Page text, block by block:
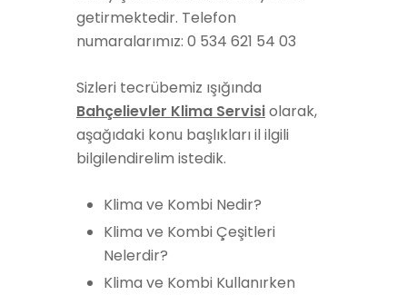
getirmektedir. Telefon
numaralarımız: 0 534 621 54 03
Sizleri tecrübemiz ışığında
Bahçelievler Klima Servisiolarak,
aşağıdaki konu başlıkları il ilgili
bilgilendirelim istedik.
Klima ve Kombi Nedir?
Klima ve Kombi Çeşitleri
Nelerdir?
Klima ve Kombi Kullanırken